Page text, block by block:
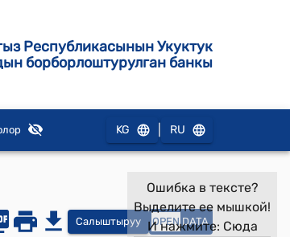
Республикасынын Укуктук
борборлоштурулган банкы
KG RU
Салыштыруу OPEN DATA
Ошибка в тексте?
Выделите ее мышкой!
И нажмите: Сюда